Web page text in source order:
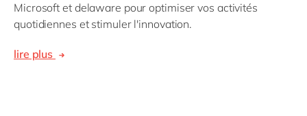
Microsoft et delaware pour optimiser vos activités
quotidiennes et stimuler l'innovation.
lire plus